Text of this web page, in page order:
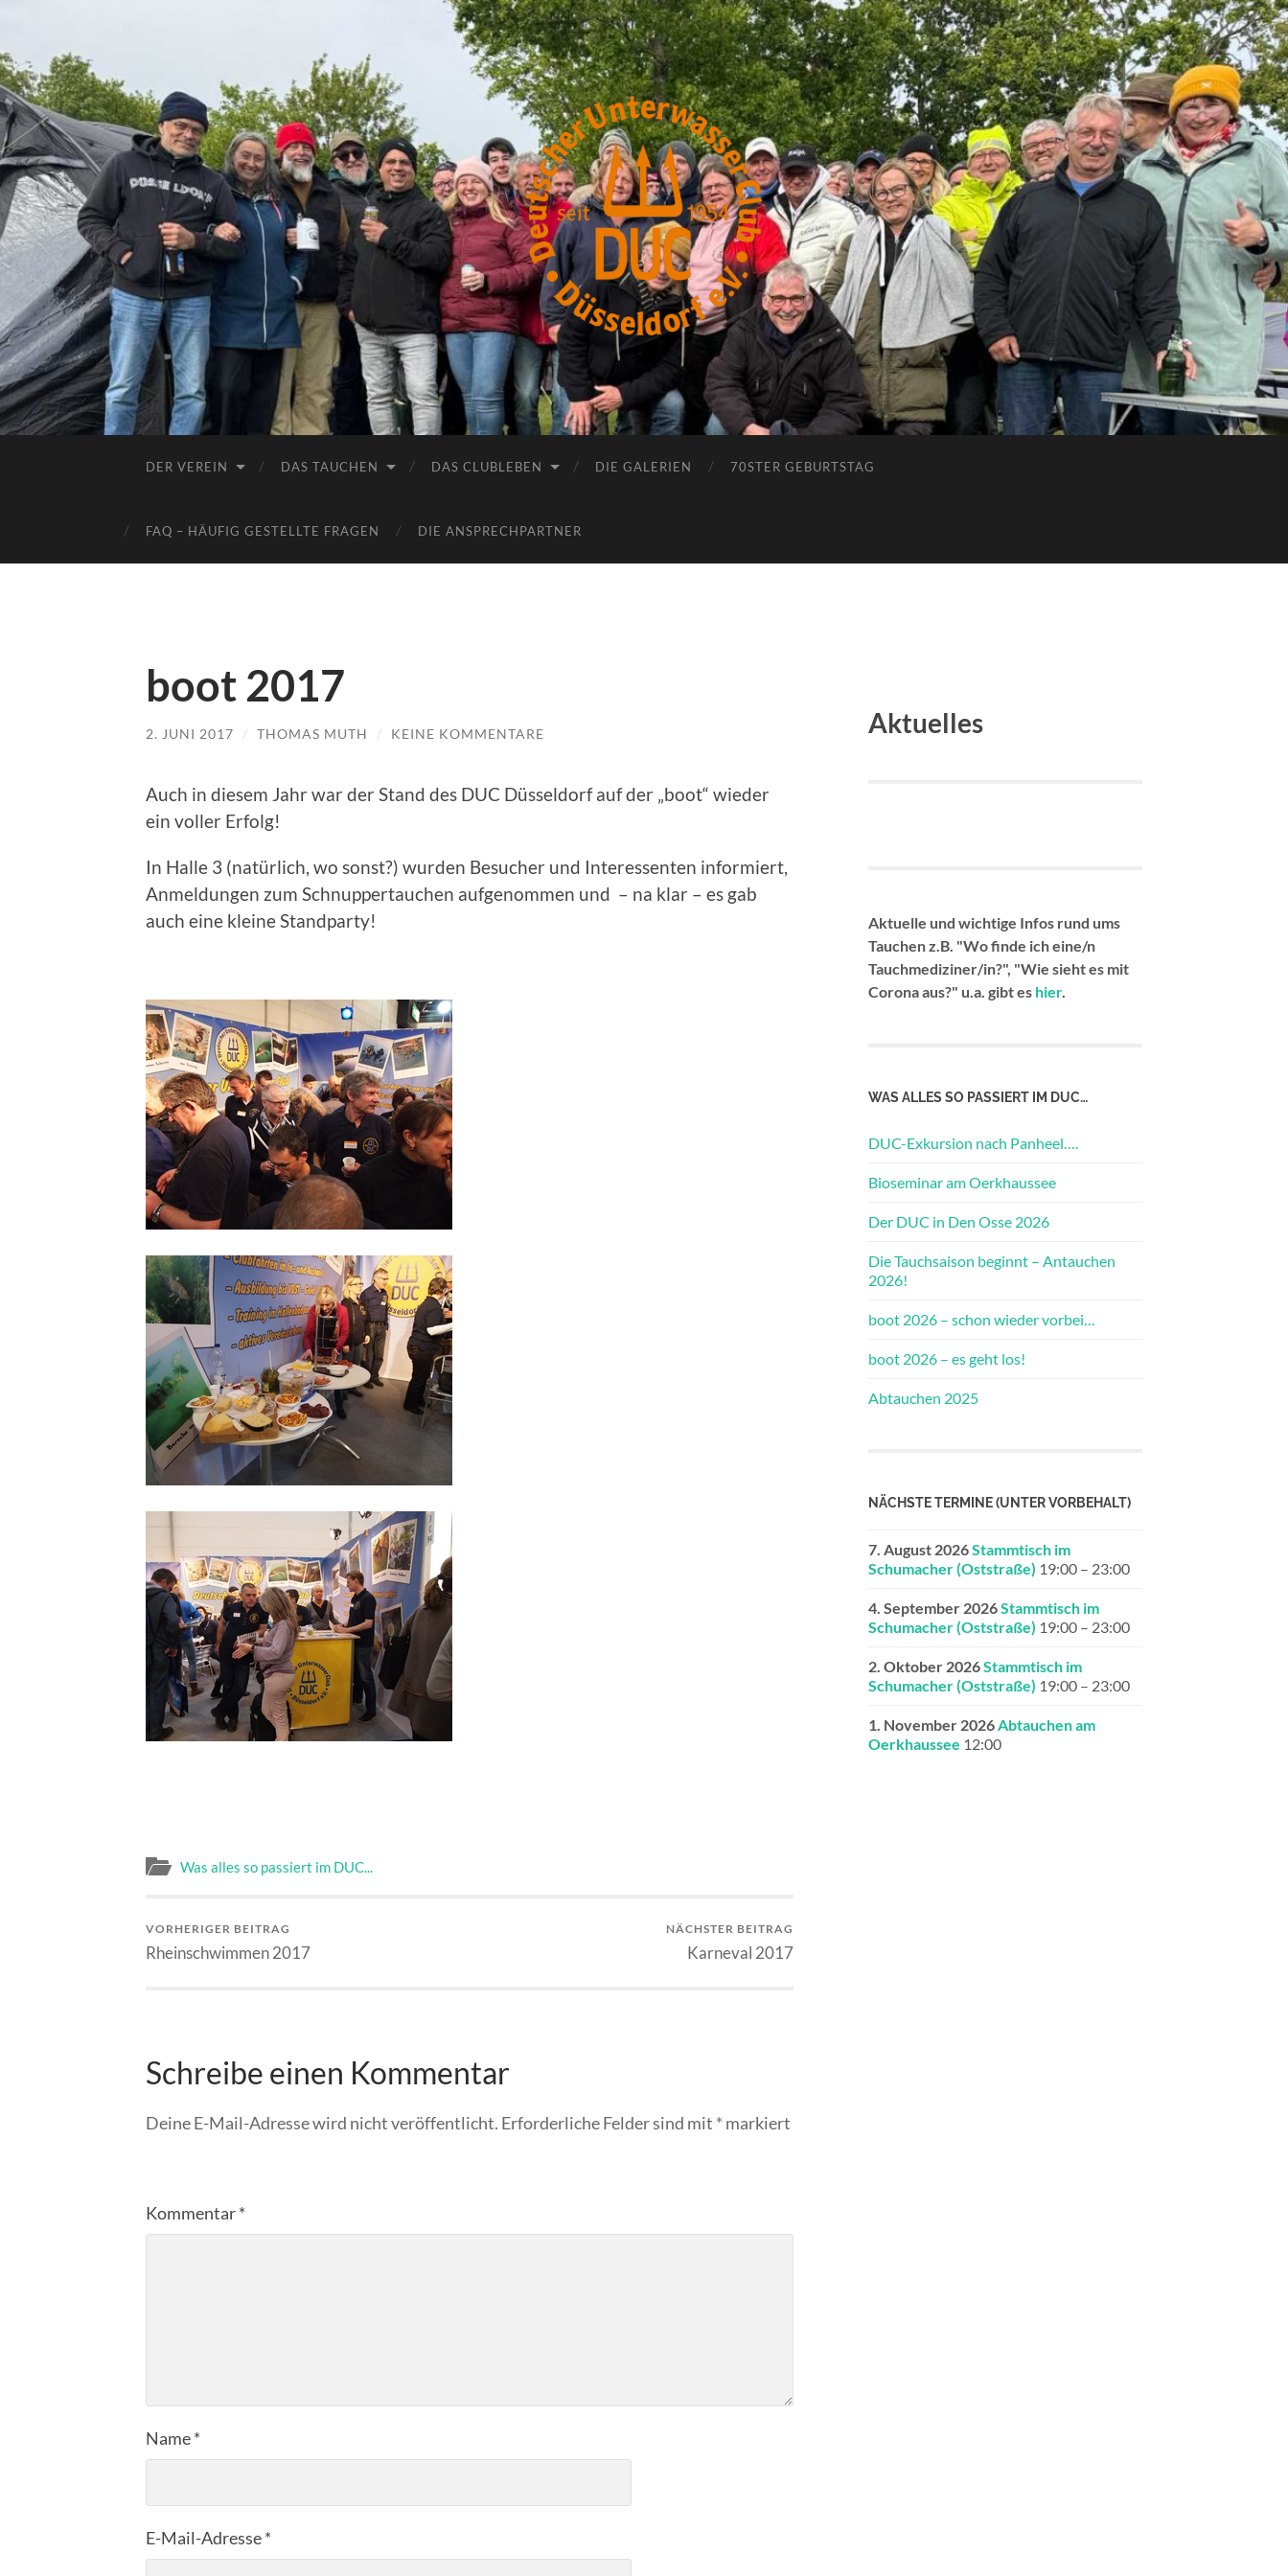
DUC-
Düsseldorf
DER VEREIN DAS TAUCHEN DAS CLUBLEBEN DIE GALERIEN 70STER GEBURTSTAG
FAQ – HÄUFIG GESTELLTE FRAGEN DIE ANSPRECHPARTNER
boot 2017
2. JUNI 2017 / THOMAS MUTH / KEINE KOMMENTARE
Auch in diesem Jahr war der Stand des DUC Düsseldorf auf der „boot“ wieder
ein voller Erfolg!
In Halle 3 (natürlich, wo sonst?) wurden Besucher und Interessenten informiert,
Anmeldungen zum Schnuppertauchen aufgenommen und – na klar – es gab
auch eine kleine Standparty!
Was alles so passiert im DUC...
VORHERIGER BEITRAG
Rheinschwimmen 2017
NÄCHSTER BEITRAG
Karneval 2017
Schreibe einen Kommentar
Deine E-Mail-Adresse wird nicht veröffentlicht. Erforderliche Felder sind mit * markiert
Kommentar*
Name*
E-Mail-Adresse*
Aktuelles
Aktuelle und wichtige Infos rund ums
Tauchen z.B. "Wo finde ich eine/n
Tauchmediziner/in?", "Wie sieht es mit
Corona aus?" u.a. gibt es hier.
WAS ALLES SO PASSIERT IM DUC…
DUC-Exkursion nach Panheel….
Bioseminar am Oerkhaussee
Der DUC in Den Osse 2026
Die Tauchsaison beginnt – Antauchen
2026!
boot 2026 – schon wieder vorbei…
boot 2026 – es geht los!
Abtauchen 2025
NÄCHSTE TERMINE (UNTER VORBEHALT)
7. August 2026Stammtisch im
Schumacher (Oststraße) 19:00 – 23:00
4. September 2026Stammtisch im
Schumacher (Oststraße) 19:00 – 23:00
2. Oktober 2026Stammtisch im
Schumacher (Oststraße) 19:00 – 23:00
1. November 2026Abtauchen am
Oerkhaussee 12:00